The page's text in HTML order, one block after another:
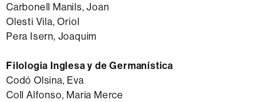
Carbonell Manils, Joan
Olesti Vila, Oriol
Pera Isern, Joaquim
Filologia Inglesa y de Germanística
Codó Olsina, Eva
Coll Alfonso, Maria Merce